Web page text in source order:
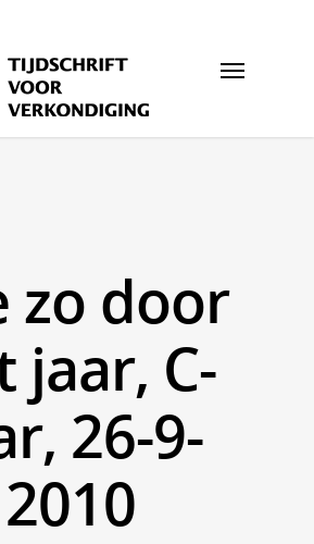
zo door
jaar, C-
26-9-
2010